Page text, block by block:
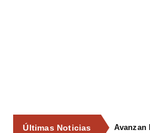
Últimas Noticias